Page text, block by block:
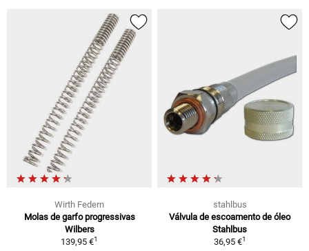
Wirth Federn
Molas de garfo progressivas
Wilbers
139,95 €1
stahlbus
Válvula de escoamento de óleo
Stahlbus
36,95 €1